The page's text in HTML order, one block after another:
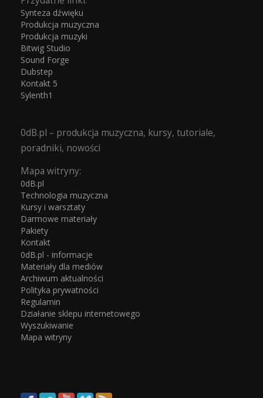
Synteza dźwięku
Produkcja muzyczna
Produkcja muzyki
Bitwig Studio
Sound Forge
Dubstep
Kontakt 5
Sylenth1
0dB.pl – produkcja muzyczna, kursy, tutoriale,
poradniki, nowości
Mapa witryny:
0dB.pl
Technologia muzyczna
Kursy i warsztaty
Darmowe materiały
Pakiety
Kontakt
0dB.pl - informacje
Materiały dla mediów
Archiwum aktualności
Polityka prywatności
Regulamin
Działanie sklepu internetowego
Wyszukiwanie
Mapa witryny